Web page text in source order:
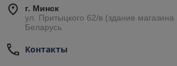
г. Минск
ул. Притыцкого 62/в (здание магазина
Беларусь
Контакты